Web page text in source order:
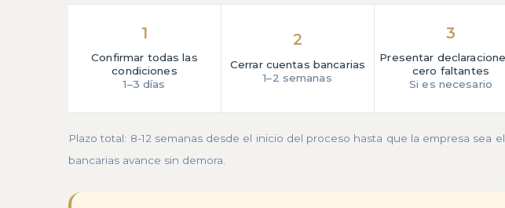
1
Confirmar todas las
condiciones
1–3 días
2
Cerrar cuentas bancarias
1–2 semanas
3
Presentar
cero faltantes
Si es necesario
Plazo total: 8-12 semanas desde el inicio del proceso hasta que la empresa
bancarias avance sin demora.